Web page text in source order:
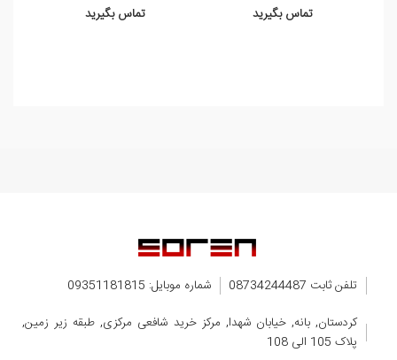
تماس بگیرید تماس بگیرید
تلفن ثابت 08734244487
شماره موبایل: 09351181815
کردستان, بانه, خیابان شهدا, مرکز خرید شافعی مرکزی, طبقه زیر زمین,
پلاک 105 الی 108